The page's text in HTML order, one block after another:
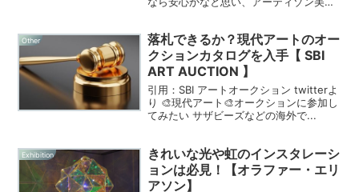
Other
落札できるか？現代アートのオー
クションカタログを入手【 SBI
ART AUCTION 】
引用：SBI アートオークション twitterよ
り 🎨現代アート🎨オークションに参加し
てみたい サザビーズなどの海外で...
Exhibition
きれいな光や虹のインスタレーシ
ョンは必見！【オラファー・エリ
アソン】